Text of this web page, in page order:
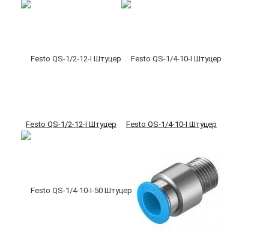
Festo QS-1/2-12-I Штуцер Festo QS-1/4-10-I Штуцер